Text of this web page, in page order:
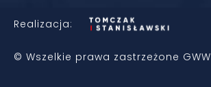
Realizacja:
© Wszelkie prawa zastrzeżone GWW